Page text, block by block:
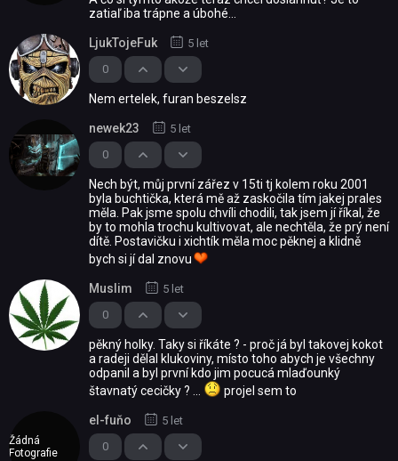
zatiaľ iba trápne a úbohé...
0
LjukTojeFuk 5 let
Nem ertelek, furan beszelsz
0
newek23 5 let
Nech být, můj první zářez v 15ti tj kolem roku 2001
byla buchtička, která mě až zaskočila tím jakej prales
měla. Pak jsme spolu chvíli chodili, tak jsem jí říkal, že
by to mohla trochu kultivovat, ale nechtěla, že prý není
dítě. Postavičku i xichtík měla moc pěknej a klidně
bych si jí dal znovu
0
Muslim 5 let
pěkný holky. Taky si říkáte ? - proč já byl takovej kokot
a radeji dělal klukoviny, místo toho abych je všechny
odpanil a byl první kdo jim pocucá mlaďounký
štavnatý cecičky ? ...
projel sem to
Žádná
Fotografie
0
el-fuňo 5 let